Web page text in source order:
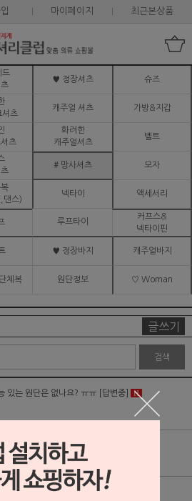
마이페이지 최근본상품
드
♥ 정장셔츠 슈즈
셔츠
캐주얼 셔츠 가방&지갑
츠
화려한
캐주얼셔츠
벨트
# 망사셔츠 모자
댄스)
넥타이 액세서리
루프타이
커프스&
넥타이핀
♥ 정장바지 캐주얼바지
체복 원단정보 ♡ Woman
글쓰기
검색
있는 원단은 없나요? ㅠㅠ [답변중]
H
완료]
H
[답변완료]
H